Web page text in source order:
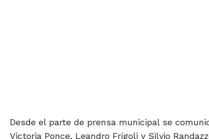
Desde el parte de prensa municipal se
Victoria Ponce, Leandro Frígoli y Silvio